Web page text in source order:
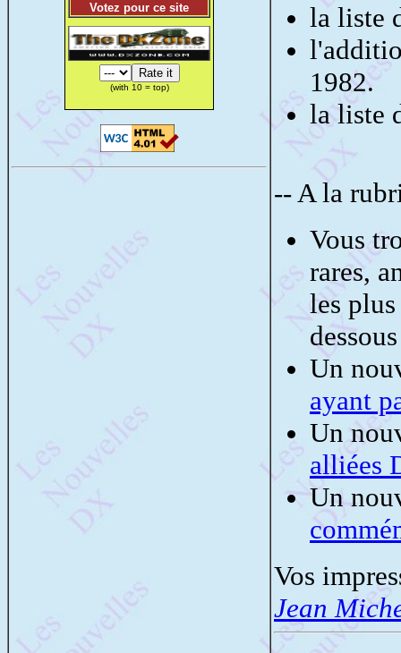
Votez pour ce site
(with 10 = top)
la liste
1982.
la liste
-- A la
Vous
rares,
les
Un
ayant
Un
alliées
Un
Vos
Jean